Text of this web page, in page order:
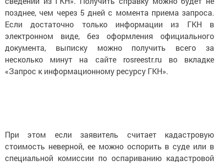
позднее, чем через 5 дней с момента приема запроса.
Если достаточно только информации из ГКН в
электронном виде, без оформления официального
документа, выписку можно получить всего за
несколько минут на сайте rosreestr.ru во вкладке
«Запрос к информационному ресурсу ГКН».
При этом если заявитель считает кадастровую
стоимость неверной, ее можно оспорить в суде или в
специальной комиссии по оспариванию кадастровой